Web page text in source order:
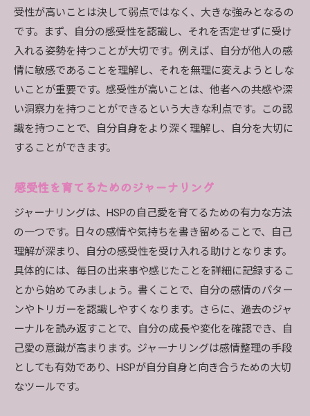
森林浴の科学的効果
ガーデニングで得られる癒し
自然音を取り入れた瞑想
自宅で自然を感じる方法
HSPがエネルギー場を浄化するためのクリスタルと
アロマテラピーの活用
アロマテラピーの基本と効果
エネルギー場を整えるクリスタル
アロマオイルのブレンド法
クリスタルとアロマテラピーの併用
エネルギー浄化のための日常習慣
HSPがバランスの取れた生活を送るためのスピリチ
ュアルコミュニティの重要性
スピリチュアルコミュニティとは
コミュニティの選び方
コミュニティでのサポートと共感
受性が高いことは決して弱点ではなく、大きな強みとなるの
です。まず、自分の感受性を認識し、それを否定せずに受け
入れる姿勢を持つことが大切です。例えば、自分が他人の感
情に敏感であることを理解し、それを無理に変えようとしな
いことが重要です。感受性が高いことは、他者への共感や深
い洞察力を持つことができるという大きな利点です。この認
識を持つことで、自分自身をより深く理解し、自分を大切に
することができます。
感受性を育てるためのジャーナリング
ジャーナリングは、HSPの自己愛を育てるための有力な方法
の一つです。日々の感情や気持ちを書き留めることで、自己
理解が深まり、自分の感受性を受け入れる助けとなります。
具体的には、毎日の出来事や感じたことを詳細に記録するこ
とから始めてみましょう。書くことで、自分の感情のパター
ンやトリガーを認識しやすくなります。さらに、過去のジャ
ーナルを読み返すことで、自分の成長や変化を確認でき、自
己愛の意識が高まります。ジャーナリングは感情整理の手段
としても有効であり、HSPが自分自身と向き合うための大切
なツールです。